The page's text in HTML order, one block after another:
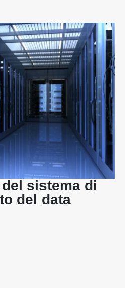
sistema di
del data